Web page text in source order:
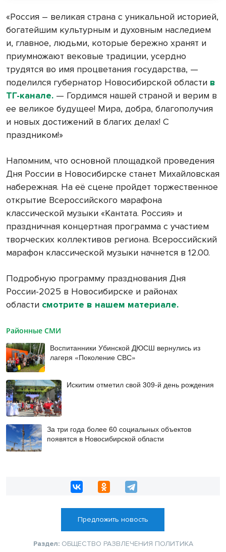
«Россия – великая страна с уникальной историей,
богатейшим культурным и духовным наследием
и, главное, людьми, которые бережно хранят и
приумножают вековые традиции, усердно
трудятся во имя процветания государства, —
поделился губернатор Новосибирской области в
ТГ-канале. — Гордимся нашей страной и верим в
ее великое будущее! Мира, добра, благополучия
и новых достижений в благих делах! С
праздником!»
Напомним, что основной площадкой проведения
Дня России в Новосибирске станет Михайловская
набережная. На её сцене пройдет торжественное
открытие Всероссийского марафона
классической музыки «Кантата. Россия» и
праздничная концертная программа с участием
творческих коллективов региона. Всероссийский
марафон классической музыки начнется в 12.00.
Подробную программу празднования Дня
России-2025 в Новосибирске и районах
области смотрите в нашем материале.
Районные СМИ
Воспитанники Убинской ДЮСШ вернулись из
лагеря «Поколение СВС»
Искитим отметил свой 309-й день рождения
За три года более 60 социальных объектов
появятся в Новосибирской области
Предложить новость
Раздел: ОБЩЕСТВО РАЗВЛЕЧЕНИЯ ПОЛИТИКА